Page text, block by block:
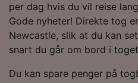
per dag hvis du vil reise
Gode nyheter! Direkte tog
Newcastle, slik at du kan
snart du går om bord i
Du kan spare penger på